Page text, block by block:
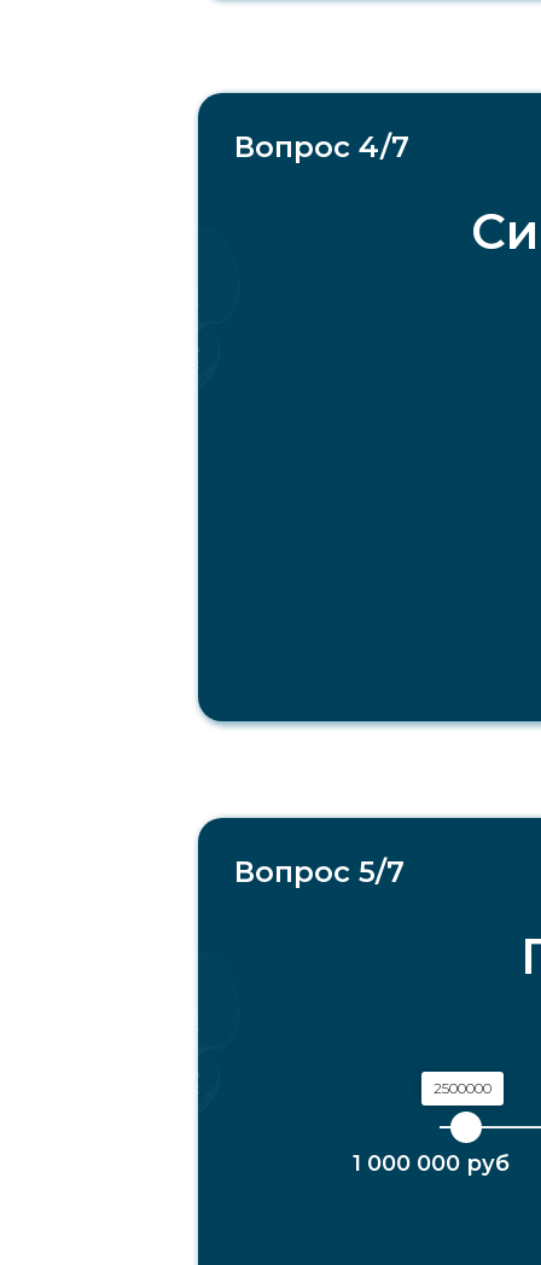
Вопрос 4/7
2500000
1000000
Вопрос 5/7
1 000 000 руб